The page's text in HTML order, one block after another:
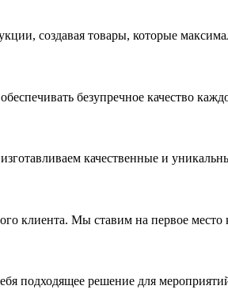
создавая товары, которые
безупречное качество
качественные и
клиента. Мы ставим на первое место
подходящее решение для